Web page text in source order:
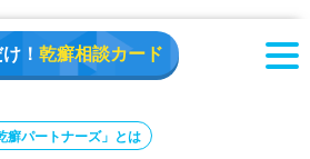
！ 乾癬相談カード
癬パートナーズ」とは